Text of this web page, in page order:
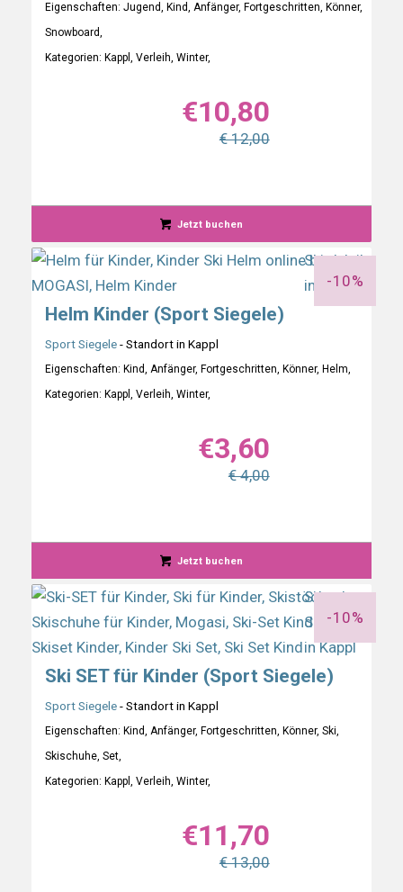
Eigenschaften: Jugend, Kind, Anfänger, Fortgeschritten, Könner,
Snowboard,
Kategorien: Kappl, Verleih, Winter,
€10,80
€ 12,00
Jetzt buchen
-10%
Helm Kinder (Sport Siegele)
Sport Siegele- Standort in Kappl
Eigenschaften: Kind, Anfänger, Fortgeschritten, Könner, Helm,
Kategorien: Kappl, Verleih, Winter,
€3,60
€ 4,00
Jetzt buchen
-10%
5.00
Ski SET für Kinder (Sport Siegele)
Sport Siegele- Standort in Kappl
Eigenschaften: Kind, Anfänger, Fortgeschritten, Könner, Ski,
Skischuhe, Set,
Kategorien: Kappl, Verleih, Winter,
€11,70
€ 13,00